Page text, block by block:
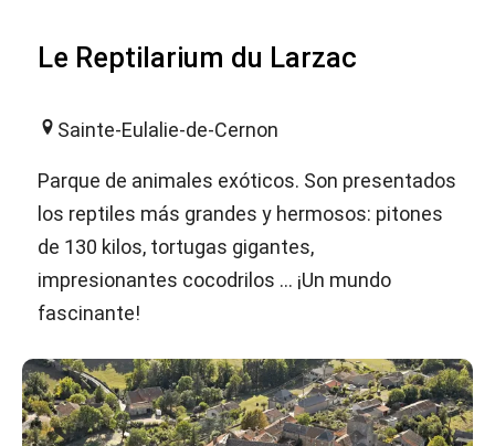
Le Reptilarium du Larzac
Sainte-Eulalie-de-Cernon
Parque de animales exóticos. Son presentados
los reptiles más grandes y hermosos: pitones
de 130 kilos, tortugas gigantes,
impresionantes cocodrilos ... ¡Un mundo
fascinante!